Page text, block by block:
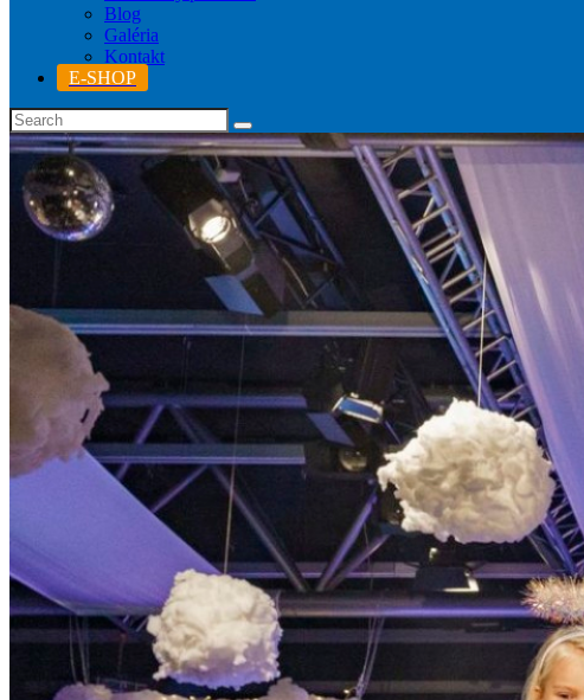
Blog
Galéria
Kontakt
E-SHOP